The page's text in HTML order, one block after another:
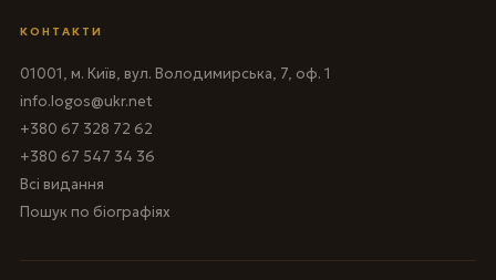
КОНТАКТИ
01001, м. Київ, вул. Володимирська, 7, оф. 1
info.logos@ukr.net
+380 67 328 72 62
+380 67 547 34 36
Всі видання
Пошук по біографіях